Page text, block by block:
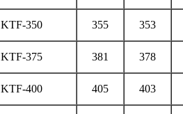
KTF-350 355 353
KTF-375 381 378
KTF-400 405 403